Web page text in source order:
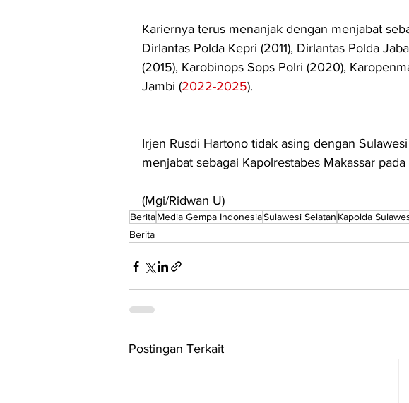
Kariernya terus menanjak dengan menjabat
Dirlantas Polda Kepri (2011), Dirlantas Polda
(2015), Karobinops Sops Polri (2020),
Jambi (2022-2025).
Irjen Rusdi Hartono tidak asing dengan
menjabat sebagai Kapolrestabes Makassar
(Mgi/Ridwan U)
BeritaMedia Gempa IndonesiaSulawesi Selatan Kapolda
Berita
Postingan Terkait